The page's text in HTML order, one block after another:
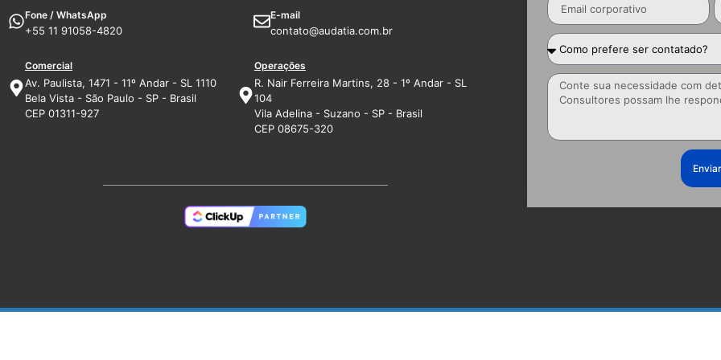
Fone / WhatsApp
+55 11 91058-4820
E-mail
contato@audatia.com.br
Comercial
Av. Paulista, 1471 - 11º Andar - SL 1110
Bela Vista - São Paulo - SP - Brasil
CEP 01311-927
Operações
R. Nair Ferreira Martins, 28 - 1º Andar - SL
104
Vila Adelina - Suzano - SP - Brasil
CEP 08675-320
Enviar